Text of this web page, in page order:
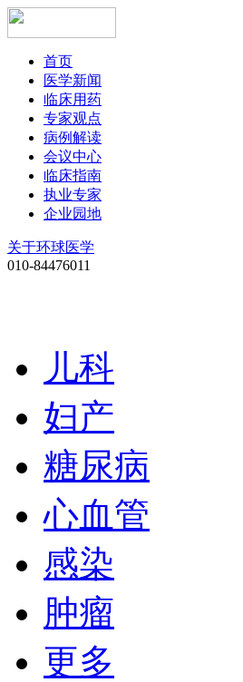
首页
医学新闻
临床用药
专家观点
病例解读
会议中心
临床指南
执业专家
企业园地
关于环球医学
010-84476011
儿科
妇产
糖尿病
心血管
感染
肿瘤
更多